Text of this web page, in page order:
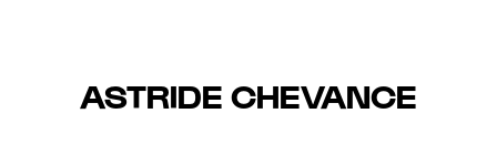
ASTRIDE CHEVANCE